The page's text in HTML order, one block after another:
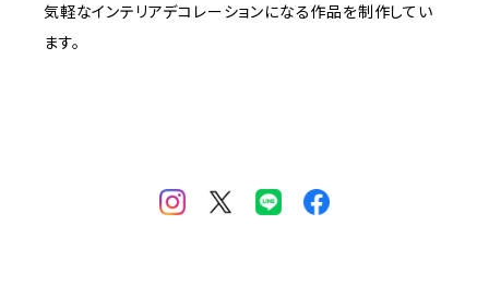
気軽なインテリアデコレーションになる作品を制作してい
ます。